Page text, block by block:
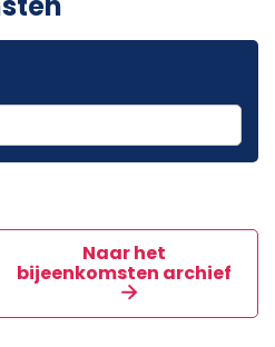
Naar het
bijeenkomsten archief